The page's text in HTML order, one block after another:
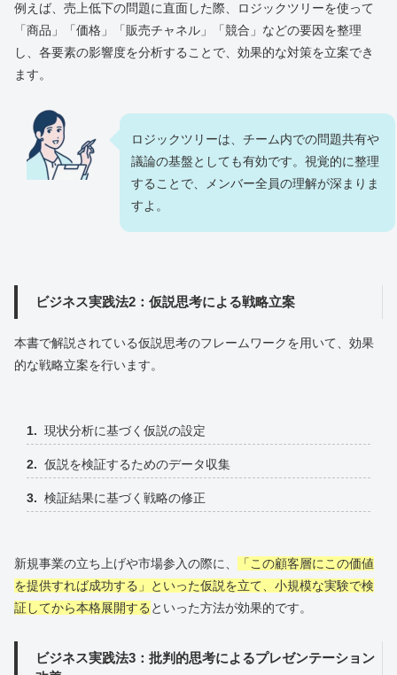
例えば、売上低下の問題に直面した際、ロジックツリーを使って
「商品」「価格」「販売チャネル」「競合」などの要因を整理
し、各要素の影響度を分析することで、効果的な対策を立案でき
ます。
ロジックツリーは、チーム内での問題共有や
議論の基盤としても有効です。視覚的に整理
することで、メンバー全員の理解が深まりま
すよ。
ビジネス実践法2：仮説思考による戦略立案
本書で解説されている仮説思考のフレームワークを用いて、効果
的な戦略立案を行います。
現状分析に基づく仮説の設定
仮説を検証するためのデータ収集
検証結果に基づく戦略の修正
新規事業の立ち上げや市場参入の際に、
「この顧客層にこの価値
を提供すれば成功する」といった仮説を立て、小規模な実験で検
証してから本格展開する といった方法が効果的です。
ビジネス実践法3：批判的思考によるプレゼンテーション